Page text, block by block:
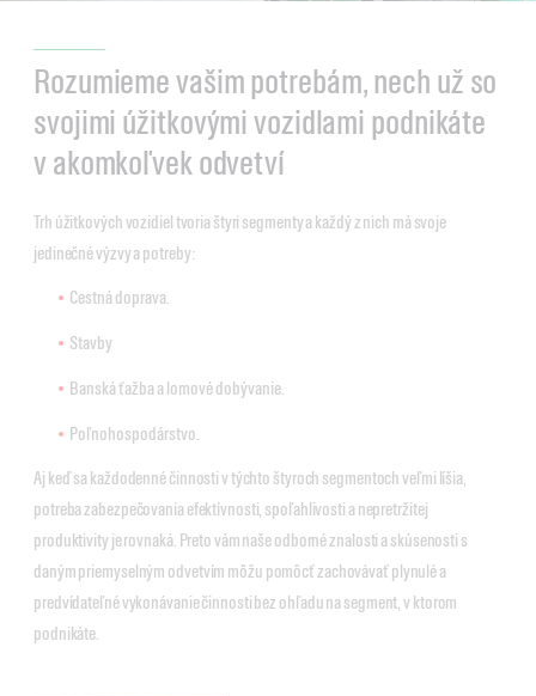
Rozumieme vašim potrebám, nech už so
svojimi úžitkovými vozidlami podnikáte
v akomkoľvek odvetví
Trh úžitkových vozidiel tvoria štyri segmenty a každý z nich má svoje
jedinečné výzvy a potreby:
Cestná doprava.
Stavby
Banská ťažba a lomové dobývanie.
Poľnohospodárstvo.
Aj keď sa každodenné činnosti v týchto štyroch segmentoch veľmi líšia,
potreba zabezpečovania efektívnosti, spoľahlivosti a nepretržitej
produktivity je rovnaká. Preto vám naše odborné znalosti a skúsenosti s
daným priemyselným odvetvím môžu pomôcť zachovávať plynulé a
predvídateľné vykonávanie činnosti bez ohľadu na segment, v ktorom
podnikáte.